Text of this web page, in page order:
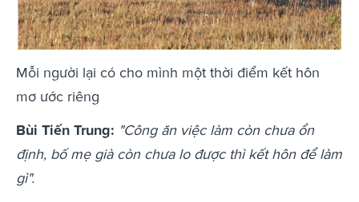
Mỗi người lại có cho mình một thời điểm kết hôn
mơ ước riêng
Bùi Tiến Trung: "Công ăn việc làm còn chưa ổn
định, bố mẹ già còn chưa lo được thì kết hôn để làm
gì".